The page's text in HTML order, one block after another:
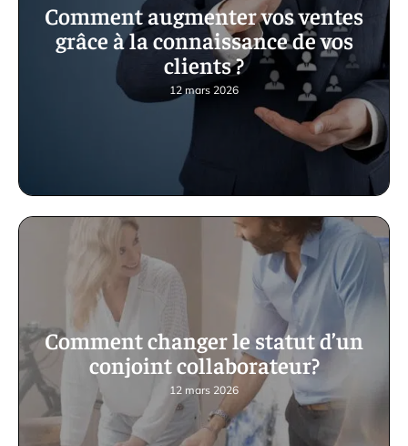
Comment augmenter vos ventes
grâce à la connaissance de vos
clients ?
12 mars 2026
Comment changer le statut d’un
conjoint collaborateur?
12 mars 2026